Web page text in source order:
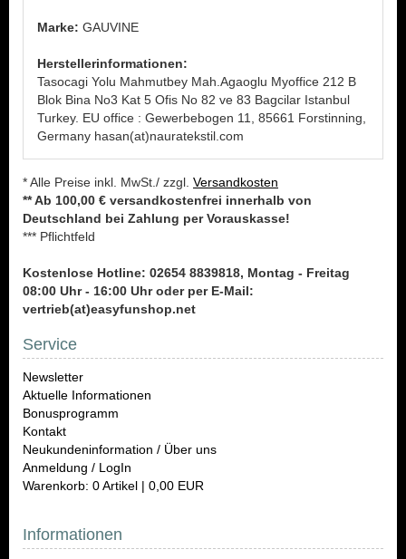
Marke: GAUVINE
Herstellerinformationen:
Tasocagi Yolu Mahmutbey Mah.Agaoglu Myoffice 212 B
Blok Bina No3 Kat 5 Ofis No 82 ve 83 Bagcilar Istanbul
Turkey. EU office : Gewerbebogen 11, 85661 Forstinning,
Germany hasan(at)nauratekstil.com
* Alle Preise inkl. MwSt./ zzgl. Versandkosten
** Ab 100,00 € versandkostenfrei innerhalb von
Deutschland bei Zahlung per Vorauskasse!
*** Pflichtfeld
Kostenlose Hotline: 02654 8839818, Montag - Freitag
08:00 Uhr - 16:00 Uhr oder per E-Mail:
vertrieb(at)easyfunshop.net
Service
Newsletter
Aktuelle Informationen
Bonusprogramm
Kontakt
Neukundeninformation / Über uns
Anmeldung / LogIn
Warenkorb: 0 Artikel | 0,00 EUR
Informationen